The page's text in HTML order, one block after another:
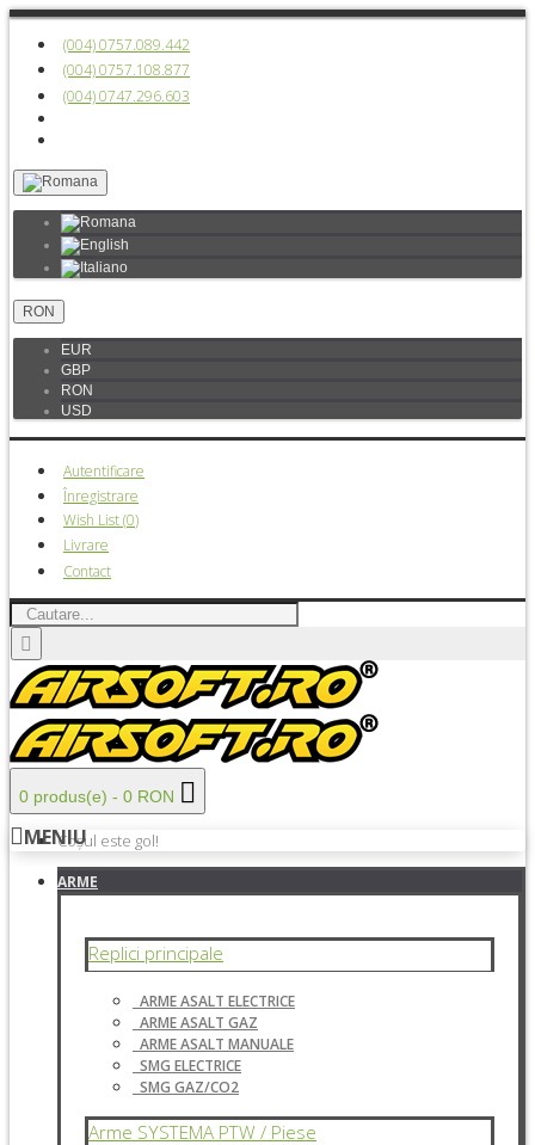
(004) 0757.089.442
(004) 0757.108.877
(004) 0747.296.603
RON
EUR
GBP
RON
USD
Autentificare
Înregistrare
Wish List (0)
Livrare
Contact
0 produs(e) - 0 RON
Coșul este gol!
MENIU
ARME
Replici principale
ARME ASALT ELECTRICE
ARME ASALT GAZ
ARME ASALT MANUALE
SMG ELECTRICE
SMG GAZ/CO2
Arme SYSTEMA PTW / Piese